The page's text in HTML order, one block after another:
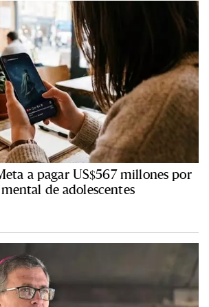
a pagar US$567 millones por
de adolescentes